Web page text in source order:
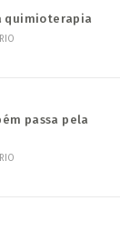
quimioterapia
passa pela